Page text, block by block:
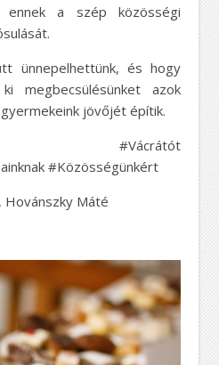
a szép közösségi
ünnepelhettünk, és hogy
megbecsülésünket azok
jövőjét építik.
#Vácrátót
#Közösségünkért
Hovánszky Máté